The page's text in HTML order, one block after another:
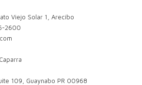
Viejo Solar 1, Arecibo
2600
109, Guaynabo PR 00968